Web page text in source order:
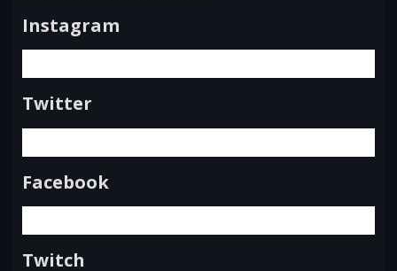
Instagram
Twitter
Facebook
Twitch